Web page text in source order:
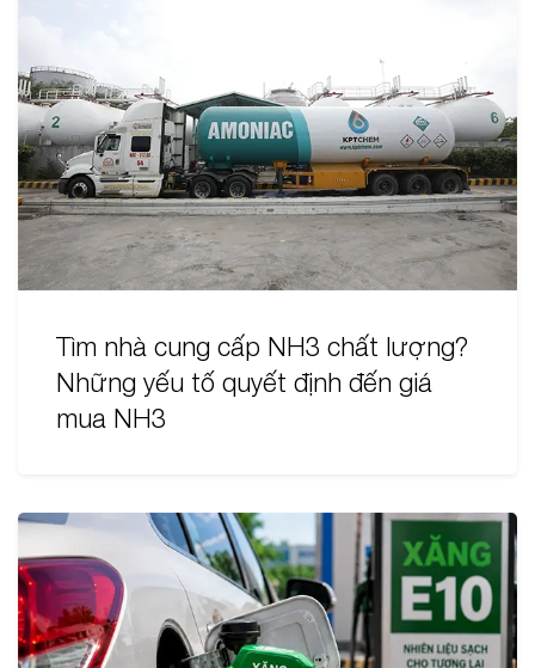
Tìm nhà cung cấp NH3 chất lượng?
Những yếu tố quyết định đến giá
mua NH3